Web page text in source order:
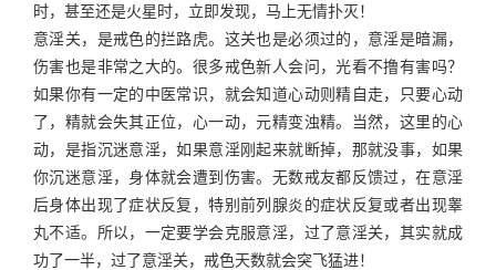
时，甚至还是火星时，立即发现，马上无情扑灭！
意淫关，是戒色的拦路虎。这关也是必须过的，意淫是暗漏，
伤害也是非常之大的。很多戒色新人会问，光看不撸有害吗？
如果你有一定的中医常识，就会知道心动则精自走，只要心动
了，精就会失其正位，心一动，元精变浊精。当然，这里的心
动，是指沉迷意淫，如果意淫刚起来就断掉，那就没事，如果
你沉迷意淫，身体就会遭到伤害。无数戒友都反馈过，在意淫
后身体出现了症状反复，特别前列腺炎的症状反复或者出现睾
丸不适。所以，一定要学会克服意淫，过了意淫关，其实就成
功了一半，过了意淫关，戒色天数就会突飞猛进！